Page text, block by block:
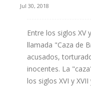
Jul 30, 2018
Entre los siglos XV
llamada "Caza de
acusados,
inocentes. La
los siglos XVI y XVII